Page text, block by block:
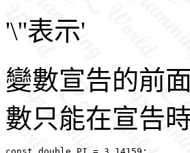
'\''表示'
變數宣告的前
數只能在宣告